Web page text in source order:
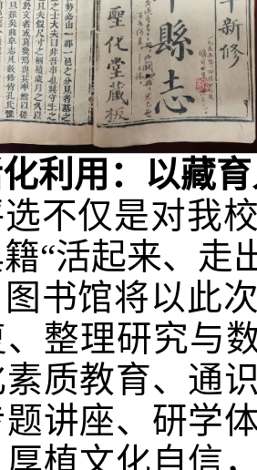
利用：以藏
不仅是对我
“活起来、走
书馆将以此
整理研究与
质教育、通
讲座、研学
植文化自信